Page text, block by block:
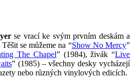
se vrací ke svým prvním deskám a
se můžeme na “Show No Mercy”
The Chapel” (1984), živák “Live
” (1985) – všechny desky vycházejí
nebo různých vinylových edicích.